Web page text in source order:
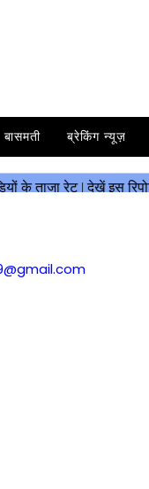
बासमती ब्रेकिंग न्यूज़